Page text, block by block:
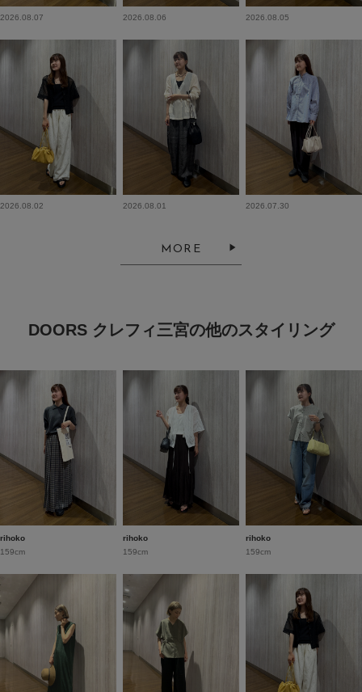
2026.08.07 2026.08.06 2026.08.05
2026.08.02 2026.08.01 2026.07.30
MORE
DOORS クレフィ三宮の他のスタイリング
rihoko
159cm
rihoko
159cm
rihoko
159cm